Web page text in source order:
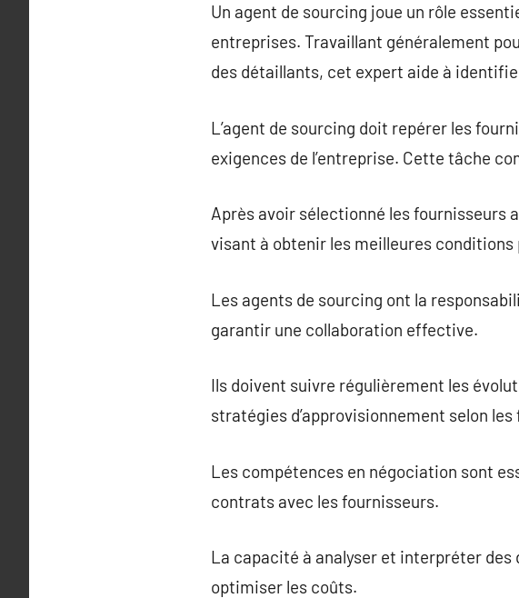
Un agent de sourcing joue un rôle
entreprises. Travaillant généralement
des détaillants, cet expert aide à
L’agent de sourcing doit repérer les
exigences de l’entreprise. Cette tâche
Après avoir sélectionné les fournisseurs
visant à obtenir les meilleures
Les agents de sourcing ont la
garantir une collaboration effective.
Ils doivent suivre régulièrement les
stratégies d’approvisionnement selon
Les compétences en négociation sont
contrats avec les fournisseurs.
La capacité à analyser et interpréter
optimiser les coûts.